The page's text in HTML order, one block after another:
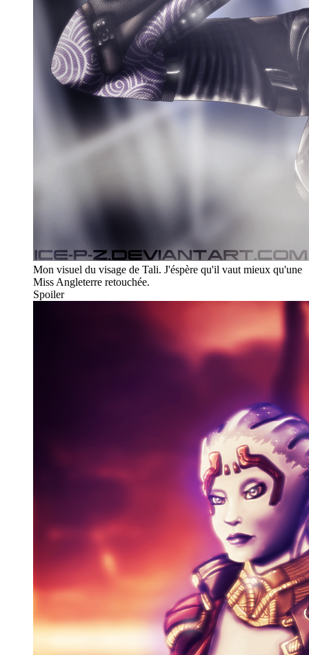
Mon visuel du visage de Tali. J'éspère qu'il vaut mieux qu'une
Miss Angleterre retouchée.
Spoiler